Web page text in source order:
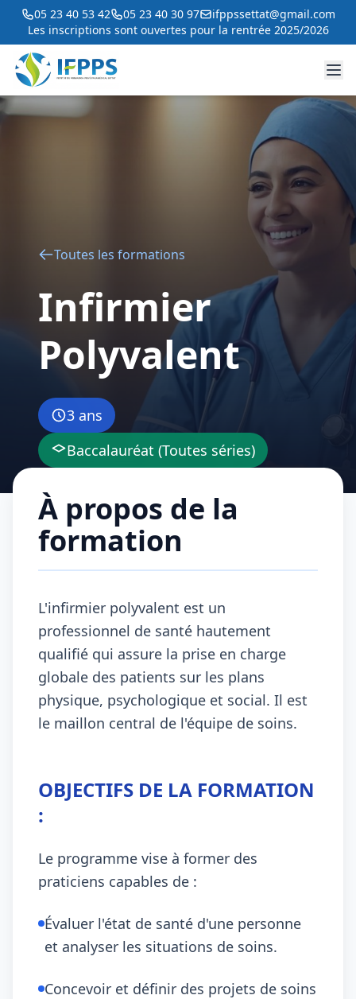
05 23 40 53 42 05 23 40 30 97
ifppssettat@gmail.com
Les inscriptions sont ouvertes pour la rentrée 2025/2026
Toutes les formations
Infirmier
Polyvalent
3 ans
Baccalauréat (Toutes séries)
À propos de la
formation
L'infirmier polyvalent est un
professionnel de santé hautement
qualifié qui assure la prise en charge
globale des patients sur les plans
physique, psychologique et social. Il est
le maillon central de l'équipe de soins.
OBJECTIFS DE LA FORMATION
:
Le programme vise à former des
praticiens capables de :
Évaluer l'état de santé d'une personne
et analyser les situations de soins.
Concevoir et définir des projets de soins